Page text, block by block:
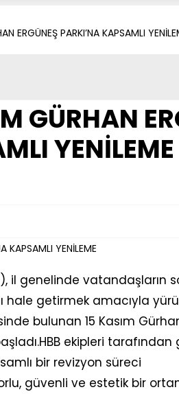
ERGÜNEŞ PARKI’NA KAPSAMLI
GÜRHAN
YENİLEME
il genelinde vatandaşların
hale getirmek amacıyla
bulunan 15 Kasım
ekipleri
bir revizyon süreci
güvenli ve estetik bir